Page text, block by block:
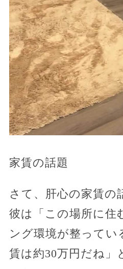
家賃の話題
さて、肝心の家賃の
彼は「この場所に住
ング環境が整ってい
賃は約30万円だね」